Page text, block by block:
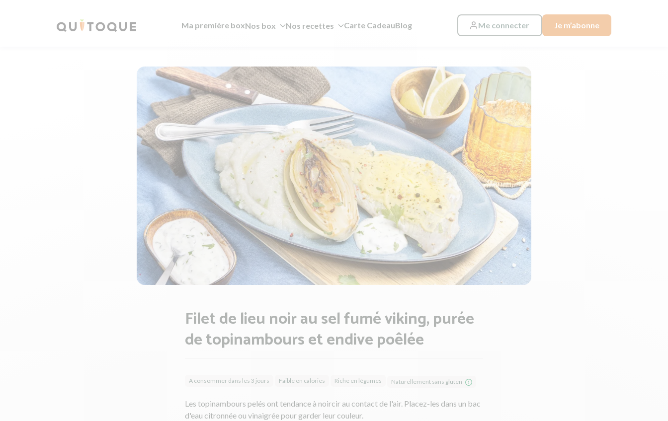
Ma première boxNos box Nos recettes Carte CadeauBlog Me connecter Je m’abonne
Filet de lieu noir au sel fumé viking, purée
de topinambours et endive poêlée
A consommer dans les 3 jours Faible en calories Riche en légumes Naturellement sans gluten
Les topinambours pelés ont tendance à noircir au contact de l'air. Placez-les dans un bac
d'eau citronnée ou vinaigrée pour garder leur couleur.